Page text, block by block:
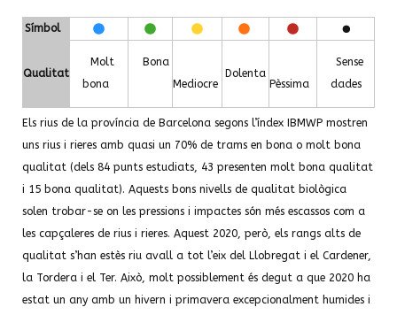
Símbol
Qualitat
Molt
bona
Bona
Mediocre
Dolenta
Pèssima
Sense
dades
Els rius de la província de Barcelona segons l’índex IBMWP mostren
uns rius i rieres amb quasi un 70% de trams en bona o molt bona
qualitat (dels 84 punts estudiats, 43 presenten molt bona qualitat
i 15 bona qualitat). Aquests bons nivells de qualitat biològica
solen trobar-se on les pressions i impactes són més escassos com a
les capçaleres de rius i rieres. Aquest 2020, però, els rangs alts de
qualitat s’han estès riu avall a tot l’eix del Llobregat i el Cardener,
la Tordera i el Ter. Això, molt possiblement és degut a que 2020 ha
estat un any amb un hivern i primavera excepcionalment humides i